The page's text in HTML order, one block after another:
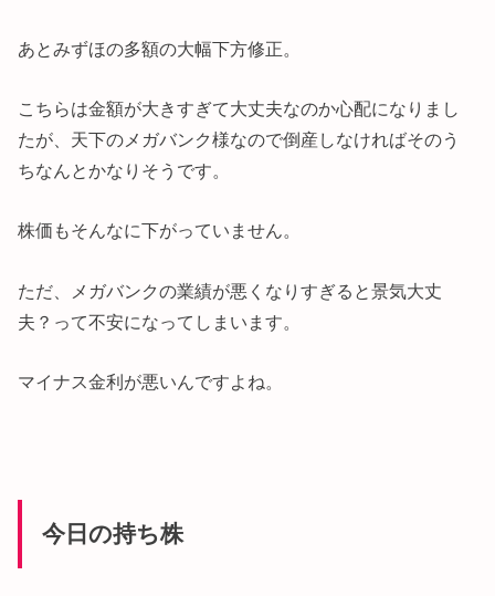
あとみずほの多額の大幅下方修正。
こちらは金額が大きすぎて大丈夫なのか心配になりまし
たが、天下のメガバンク様なので倒産しなければそのう
ちなんとかなりそうです。
株価もそんなに下がっていません。
ただ、メガバンクの業績が悪くなりすぎると景気大丈
夫？って不安になってしまいます。
マイナス金利が悪いんですよね。
今日の持ち株